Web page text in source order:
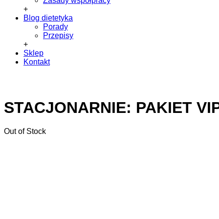
+
Blog dietetyka
Porady
Przepisy
+
Sklep
Kontakt
STACJONARNIE: PAKIET
Out of Stock